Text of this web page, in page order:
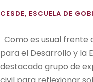
CESDE, ESCUELA DE
Como es usual frente
para el Desarrollo y la
destacado grupo de